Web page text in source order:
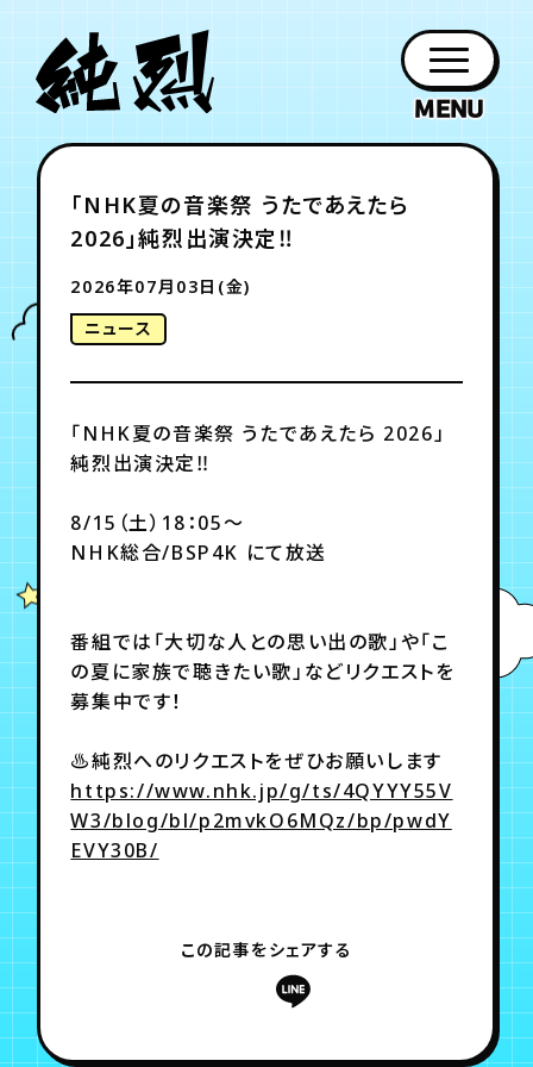
お知らせ
NEWS
日程
SCHEDULE
チケット
紹介
PROFILE
作品
DISCOGRAPHY
日記
グッズ
GOODS
ホーム
HOME
ファン
会員登録 ログイン
チケット
TICKET
お知らせ
FC NEWS
ムービー
MOVIE
会員登録
チケット
「NHK夏の音楽祭 うたであえたら
2026」純烈出演決定‼
2026年07月03日(金)
ニュース
「NHK夏の音楽祭 うたであえたら 2026」
純烈出演決定‼
8/15（土）18：05～
NHK総合/BSP4K にて放送
番組では「大切な人との思い出の歌」や「こ
の夏に家族で聴きたい歌」などリクエストを
募集中です！
♨純烈へのリクエストをぜひお願いします
https://www.nhk.jp/g/ts/4QYYY55V
W3/blog/bl/p2mvkO6MQz/bp/pwdY
EVY30B/
この記事をシェアする